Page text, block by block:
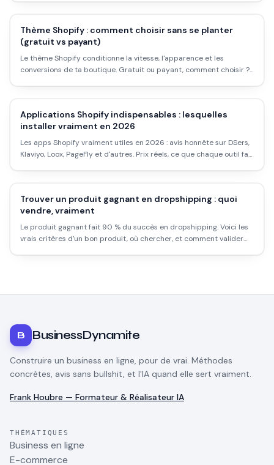
Thème Shopify : comment choisir sans se planter
(gratuit vs payant)
Le thème Shopify conditionne la vitesse, l'apparence et les
conversions de ta boutique. Gratuit ou payant, comment choisir ?
Applications Shopify indispensables : lesquelles
installer vraiment en 2026
Les apps Shopify vraiment utiles en 2026 : avis honnête sur DSers,
Klaviyo, Loox, PageFly et d'autres. Prix réels, ce que chaque outil fait
Trouver un produit gagnant en dropshipping : quoi
vendre, vraiment
Le produit gagnant fait 90 % du succès en dropshipping. Voici les
vrais critères d'un bon produit, où chercher, et comment valider
B BusinessDynamite
Construire un business en ligne, pour de vrai. Méthodes
concrètes, avis sans bullshit, et l'IA quand elle sert vraiment.
Frank Houbre — Formateur & Réalisateur IA
THÉMATIQUES
Business en ligne
E-commerce